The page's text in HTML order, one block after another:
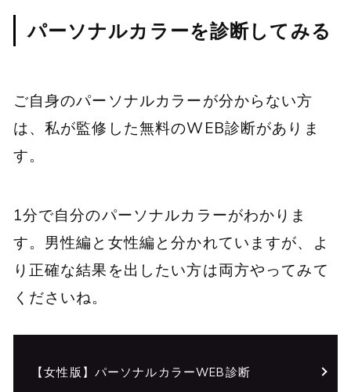
パーソナルカラーを診断してみる
ご自身のパーソナルカラーが分からない方
は、私が監修した無料のWEB診断がありま
す。
1分で自分のパーソナルカラーがわかりま
す。男性編と女性編と分かれていますが、よ
り正確な結果を出したい方は両方やってみて
くださいね。
【女性版】パーソナルカラーWEB診断